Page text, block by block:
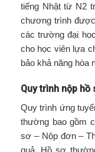
tiếng Nhật từ N2
chương trình
các trường đại
cho học viên lựa
bảo khả năng hòa
Quy trình nộp hồ
Quy trình ứng
thường bao gồm
sơ – Nộp đơn –